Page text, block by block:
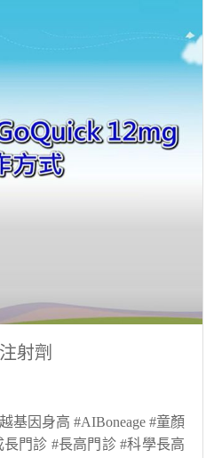
射劑
基因身高 #AIBoneage #童顏
門診 #長高門診 #科學長高